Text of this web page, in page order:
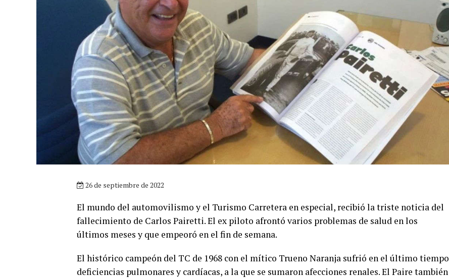
26 de septiembre de 2022
El mundo del automovilismo y el Turismo Carretera en especial, recibió la triste noticia del
fallecimiento de Carlos Pairetti. El ex piloto afrontó varios problemas de salud en los
últimos meses y que empeoró en el fin de semana.
El histórico campeón del TC de 1968 con el mítico Trueno Naranja sufrió en el último tiempo
deficiencias pulmonares y cardíacas, a la que se sumaron afecciones renales. El Paire también